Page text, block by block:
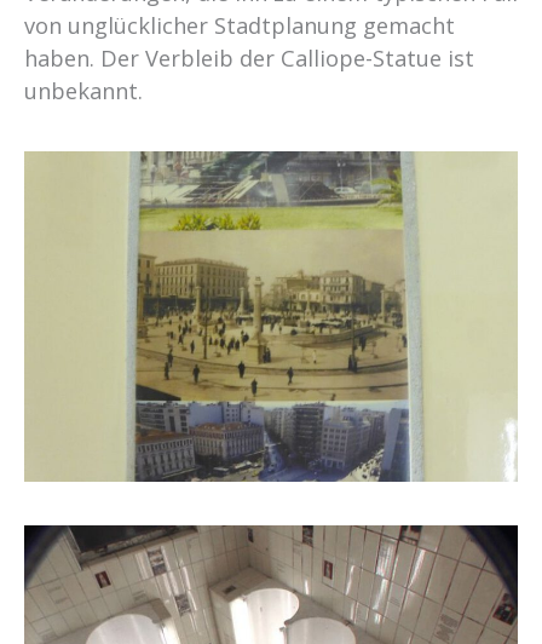
von unglücklicher Stadtplanung gemacht
haben. Der Verbleib der Calliope-Statue ist
unbekannt.